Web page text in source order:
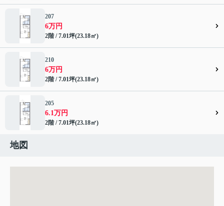
207
6万円
2階 / 7.01坪(23.18㎡)
210
6万円
2階 / 7.01坪(23.18㎡)
205
6.1万円
2階 / 7.01坪(23.18㎡)
地図